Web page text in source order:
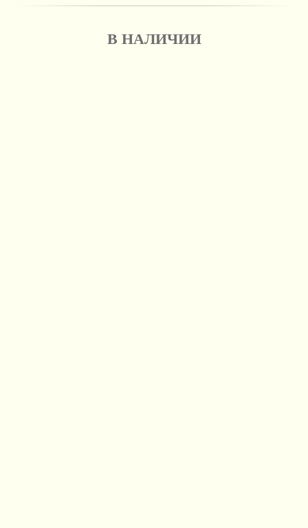
В НАЛИЧИИ